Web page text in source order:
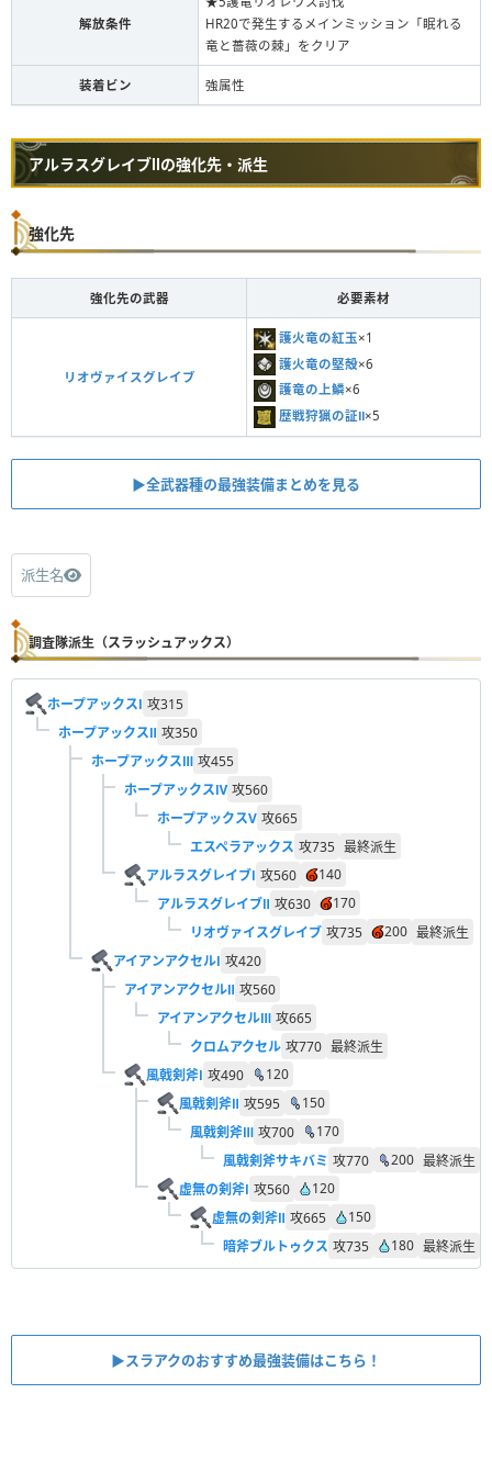
解放条件
HR20で発生するメインミッション「眠れる
竜と薔薇の棘」をクリア
装着ビン 強属性
アルラスグレイブⅡの強化先・派生
強化先
強化先の武器 必要素材
リオヴァイスグレイブ
護火竜の紅玉×1
護火竜の堅殻×6
護竜の上鱗×6
歴戦狩猟の証Ⅱ×5
▶︎全武器種の最強装備まとめを見る
派生名
調査隊派生（スラッシュアックス）
ホープアックスⅠ 攻315
ホープアックスⅡ 攻350
ホープアックスⅢ 攻455
ホープアックスⅣ 攻560
ホープアックスV 攻665
エスペラアックス 攻735 最終派生
アルラスグレイブⅠ 攻560
140
アルラスグレイブⅡ 攻630
170
リオヴァイスグレイブ 攻735 200 最終派生
アイアンアクセルⅠ 攻420
アイアンアクセルⅡ 攻560
アイアンアクセルⅢ 攻665
クロムアクセル 攻770 最終派生
風戟剣斧Ⅰ 攻490
120
風戟剣斧Ⅱ 攻595
150
風戟剣斧Ⅲ 攻700
170
風戟剣斧サキバミ 攻770 200 最終派生
虚無の剣斧Ⅰ 攻560
120
虚無の剣斧Ⅱ 攻665
150
暗斧ブルトゥクス 攻735 180 最終派生
▶︎スラアクのおすすめ最強装備はこちら！